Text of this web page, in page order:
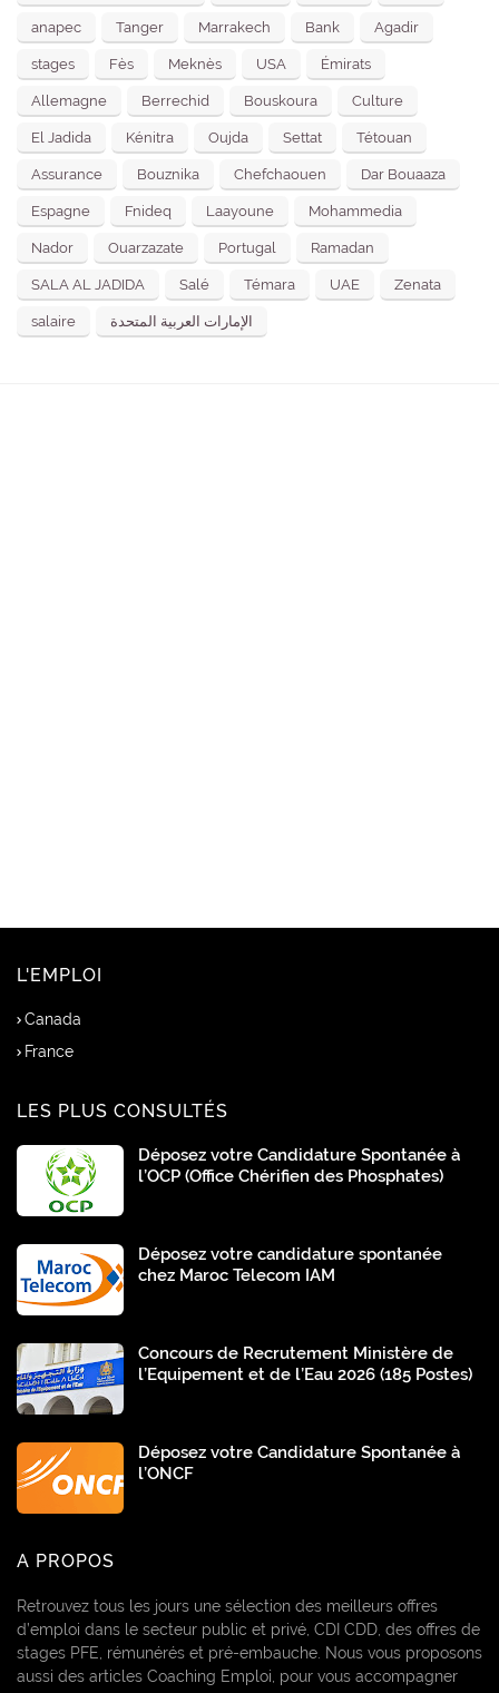
anapec Tanger Marrakech Bank Agadir
stages Fès Meknès USA Émirats
Allemagne Berrechid Bouskoura Culture
El Jadida Kénitra Oujda Settat Tétouan
Assurance Bouznika Chefchaouen Dar Bouaaza
Espagne Fnideq Laayoune Mohammedia
Nador Ouarzazate Portugal Ramadan
SALA AL JADIDA Salé Témara UAE Zenata
salaire الإمارات العربية المتحدة
L'EMPLOI
Canada
France
LES PLUS CONSULTÉS
Déposez votre Candidature Spontanée à
l’OCP (Office Chérifien des Phosphates)
Déposez votre candidature spontanée
chez Maroc Telecom IAM
Concours de Recrutement Ministère de
l’Equipement et de l’Eau 2026 (185 Postes)
Déposez votre Candidature Spontanée à
l’ONCF
A PROPOS
Retrouvez tous les jours une sélection des meilleurs offres
d’emploi dans le secteur public et privé, CDI CDD, des offres de
stages PFE, rémunérés et pré-embauche. Nous vous proposons
aussi des articles Coaching Emploi, pour vous accompagner